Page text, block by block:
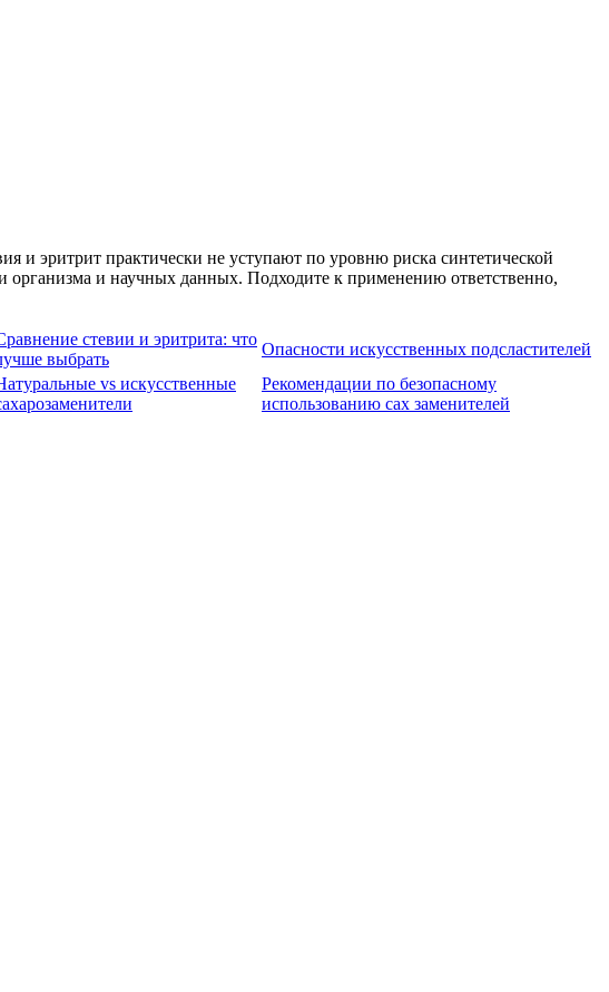
и эритрит практически не уступают по уровню риска синтетической
организма и научных данных. Подходите к применению ответственно,
стевии и эритрита: что
выбрать
Опасности искусственных подсластителей
vs искусственные
Рекомендации по безопасному
использованию сах заменителей